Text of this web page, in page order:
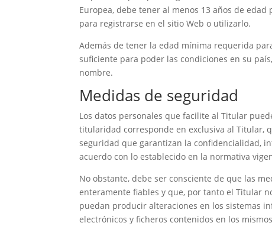
Europea, debe tener al menos 13 años de
para registrarse en el sitio Web o utilizarlo.
Además de tener la edad mínima requerida
suficiente para poder las condiciones en su
nombre.
Medidas de seguridad
Los datos personales que facilite al Titular
titularidad corresponde en exclusiva al Titular,
seguridad que garantizan la confidencialidad,
acuerdo con lo establecido en la normativa
No obstante, debe ser consciente de que las
enteramente fiables y que, por tanto el Titular
puedan producir alteraciones en los sistemas
electrónicos y ficheros contenidos en los